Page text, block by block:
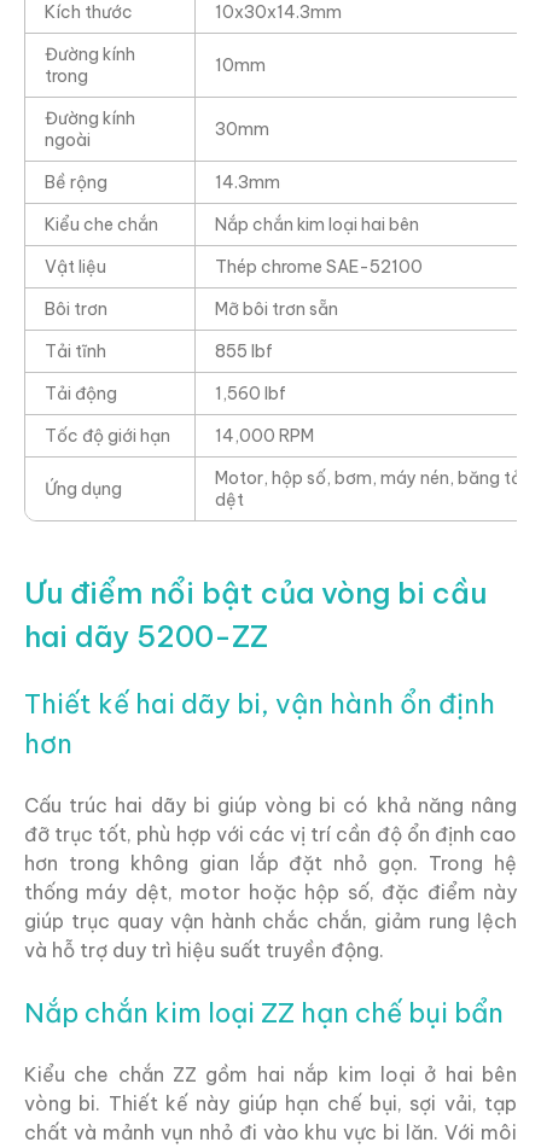
Kích thước
10x30x14.3mm
Đường kính
trong
10mm
Đường kính
ngoài
30mm
Bề rộng
14.3mm
Kiểu che chắn
Nắp chắn kim loại hai bên
Vật liệu
Thép chrome SAE-52100
Bôi trơn
Mỡ bôi trơn sẵn
Tải tĩnh
855 lbf
Tải động
1,560 lbf
Tốc độ giới hạn
14,000 RPM
Ứng dụng
Motor, hộp số, bơm, máy nén, băng tải,
dệt
Ưu điểm nổi bật của vòng bi cầu
hai dãy 5200-ZZ
Thiết kế hai dãy bi, vận hành ổn định
hơn
Cấu trúc hai dãy bi giúp vòng bi có khả năng nâng
đỡ trục tốt, phù hợp với các vị trí cần độ ổn định cao
hơn trong không gian lắp đặt nhỏ gọn. Trong hệ
thống máy dệt, motor hoặc hộp số, đặc điểm này
giúp trục quay vận hành chắc chắn, giảm rung lệch
và hỗ trợ duy trì hiệu suất truyền động.
Nắp chắn kim loại ZZ hạn chế bụi bẩn
Kiểu che chắn ZZ gồm hai nắp kim loại ở hai bên
vòng bi. Thiết kế này giúp hạn chế bụi, sợi vải, tạp
chất và mảnh vụn nhỏ đi vào khu vực bi lăn. Với môi